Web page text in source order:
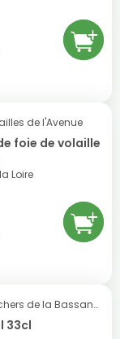
de l'Avenue
foie de volaille
Loire
Les Ruchers de la Bassanne
33cl